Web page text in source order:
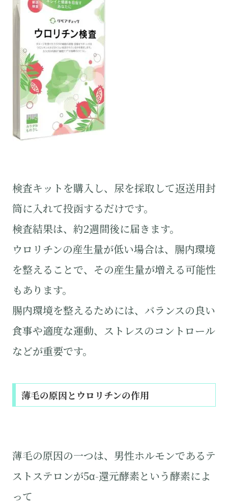
検査キットを購入し、尿を採取して返送用封
筒に入れて投函するだけです。
検査結果は、約2週間後に届きます。
ウロリチンの産生量が低い場合は、腸内環境
を整えることで、その産生量が増える可能性
もあります。
腸内環境を整えるためには、バランスの良い
食事や適度な運動、ストレスのコントロール
などが重要です。
薄毛の原因とウロリチンの作用
薄毛の原因の一つは、男性ホルモンであるテ
ストステロンが5α-還元酵素という酵素によ
って